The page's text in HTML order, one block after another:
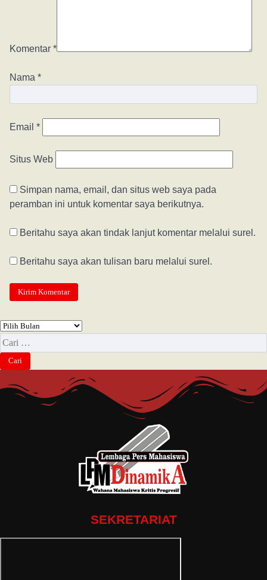
Komentar *
Nama *
Email *
Situs Web
Simpan nama, email, dan situs web saya pada
peramban ini untuk komentar saya berikutnya.
Beritahu saya akan tindak lanjut komentar melalui surel.
Beritahu saya akan tulisan baru melalui surel.
SEKRETARIAT